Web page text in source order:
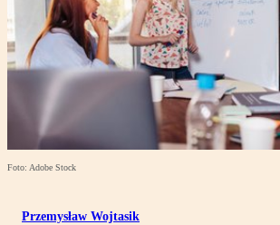
Foto: Adobe Stock
Przemysław Wojtasik